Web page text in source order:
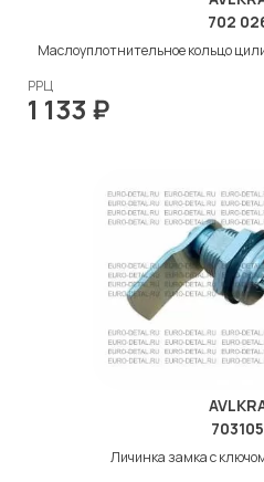
702
Маслоуплотнительное кольцо
РРЦ
1 133 ₽
Личинка замка с